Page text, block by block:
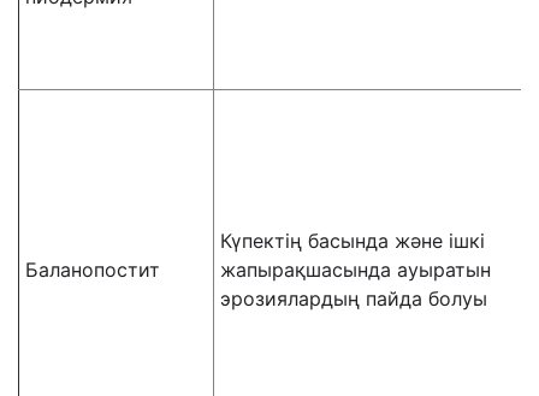
Баланопостит
Күпектің басында және ішкі
жапырақшасында ауыратын
эрозиялардың пайда болуы